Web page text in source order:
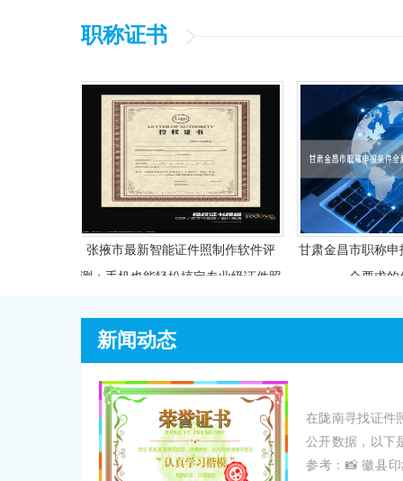
职称证书
张掖市最新智能证件照制作软件评
测：手机也能轻松搞定专业级证件照
甘肃金昌市职称申报条
合要求的你别
新闻动态
在陇南寻找证件
公开数据，以下
参考：📸 徽县